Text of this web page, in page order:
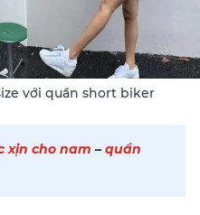
với quần short biker
xịn cho nam – quần